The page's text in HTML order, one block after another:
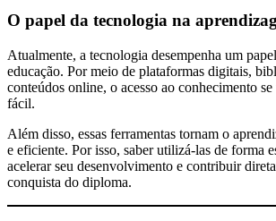
O papel da tecnologia na
Atualmente, a tecnologia desempenha um
educação. Por meio de plataformas digitais,
conteúdos online, o acesso ao conhecimento
fácil.
Além disso, essas ferramentas tornam o
e eficiente. Por isso, saber utilizá-las de forma
acelerar seu desenvolvimento e contribuir
conquista do diploma.